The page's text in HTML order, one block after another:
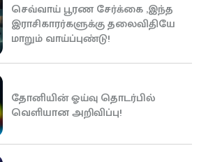
செவ்வாய் பூரண சேர்க்கை ,இந்த
இராசிகாரர்களுக்கு தலைவிதியே
மாறும் வாய்ப்புண்டு!
தோனியின் ஓய்வு தொடர்பில்
வெளியான அறிவிப்பு!